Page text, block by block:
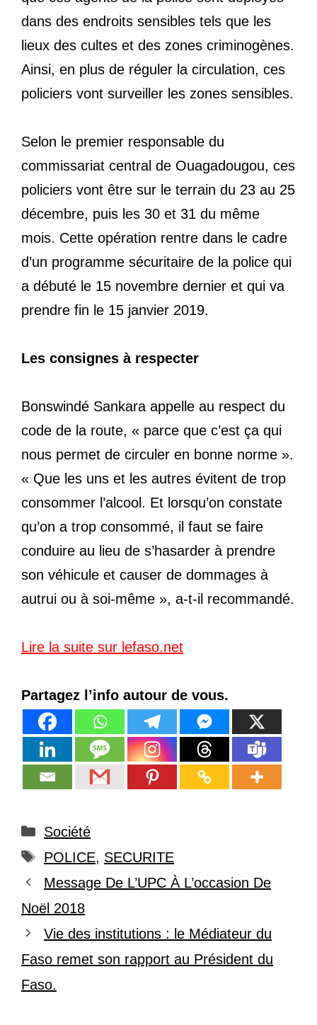
dans des endroits sensibles tels que les
lieux des cultes et des zones criminogènes.
Ainsi, en plus de réguler la circulation, ces
policiers vont surveiller les zones sensibles.
Selon le premier responsable du
commissariat central de Ouagadougou, ces
policiers vont être sur le terrain du 23 au 25
décembre, puis les 30 et 31 du même
mois. Cette opération rentre dans le cadre
d’un programme sécuritaire de la police qui
a débuté le 15 novembre dernier et qui va
prendre fin le 15 janvier 2019.
Les consignes à respecter
Bonswindé Sankara appelle au respect du
code de la route, « parce que c’est ça qui
nous permet de circuler en bonne norme ».
« Que les uns et les autres évitent de trop
consommer l’alcool. Et lorsqu’on constate
qu’on a trop consommé, il faut se faire
conduire au lieu de s’hasarder à prendre
son véhicule et causer de dommages à
autrui ou à soi-même », a-t-il recommandé.
Lire la suite sur lefaso.net
Partagez l’info autour de vous.
Catégories
Société
Étiquettes
POLICE, SECURITE
Message De L’UPC À L’occasion De
Noël 2018
Vie des institutions : le Médiateur du
Faso remet son rapport au Président du
Faso.